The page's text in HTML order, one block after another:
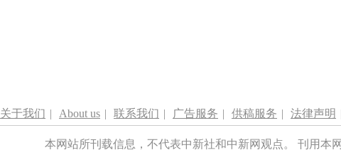
关于我们 | About us | 联系我们 | 广告服务 | 供稿服务 | 法律声明
本网站所刊载信息，不代表中新社和中新网观点。 刊用本